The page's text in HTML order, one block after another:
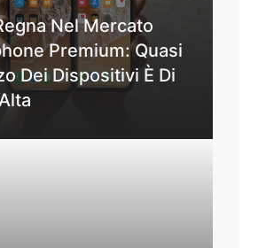
Nel Mercato
Premium: Quasi
Dei Dispositivi È Di